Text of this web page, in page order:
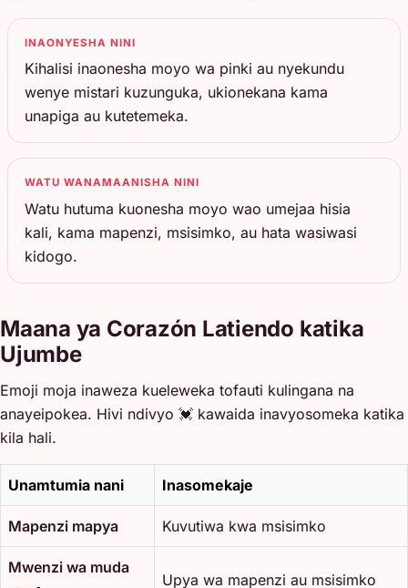
INAONYESHA NINI
Kihalisi inaonesha moyo wa pinki au nyekundu
wenye mistari kuzunguka, ukionekana kama
unapiga au kutetemeka.
WATU WANAMAANISHA NINI
Watu hutuma kuonesha moyo wao umejaa hisia
kali, kama mapenzi, msisimko, au hata wasiwasi
kidogo.
Maana ya Corazón Latiendo katika
Ujumbe
Emoji moja inaweza kueleweka tofauti kulingana na
anayeipokea. Hivi ndivyo 💓 kawaida inavyosomeka katika
kila hali.
Unamtumia nani Inasomekaje
Mapenzi mapya Kuvutiwa kwa msisimko
Mwenzi wa muda
Upya wa mapenzi au msisimko